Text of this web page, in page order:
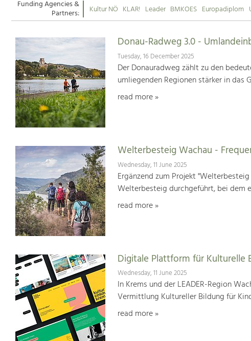
Funding Agencies &
Partners: Kultur NÖ KLAR! Leader BMKOES Europadiplom
Donau-Radweg 3.0 -
Tuesday, 16 December 2025
Der Donauradweg zählt zu den
umliegenden Regionen stärker in das
read more »
Welterbesteig Wachau -
Wednesday, 11 June 2025
Ergänzend zum Projekt
Welterbesteig durchgeführt, bei dem
read more »
Digitale Plattform für Kulturelle
Wednesday, 11 June 2025
In Krems und der LEADER-Region
Vermittlung Kultureller Bildung für
read more »